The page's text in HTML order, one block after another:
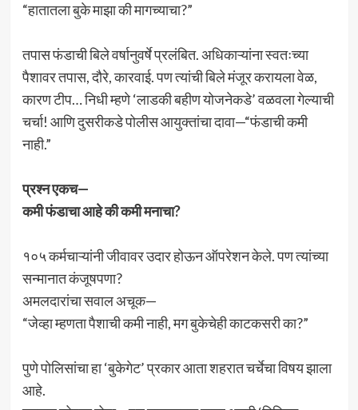
“हातातला बुके माझा की मागच्याचा?”
तपास फंडाची बिले वर्षानुवर्षे प्रलंबित. अधिकाऱ्यांना स्वतःच्या
पैशावर तपास, दौरे, कारवाई. पण त्यांची बिले मंजूर करायला वेळ,
कारण टीप… निधी म्हणे ‘लाडकी बहीण योजनेकडे’ वळवला गेल्याची
चर्चा! आणि दुसरीकडे पोलीस आयुक्तांचा दावा—“फंडाची कमी
नाही.”
प्रश्न एकच—
कमी फंडाचा आहे की कमी मनाचा?
१०५ कर्मचाऱ्यांनी जीवावर उदार होऊन ऑपरेशन केले. पण त्यांच्या
सन्मानात कंजूषपणा?
अमलदारांचा सवाल अचूक—
“जेव्हा म्हणता पैशाची कमी नाही, मग बुकेचेही काटकसरी का?”
पुणे पोलिसांचा हा ‘बुकेगेट’ प्रकार आता शहरात चर्चेचा विषय झाला
आहे.